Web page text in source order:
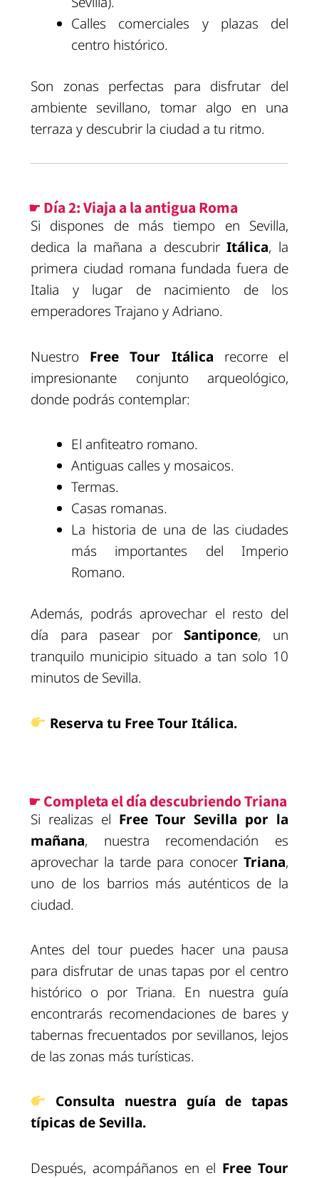
Calles comerciales y plazas del
centro histórico.
Son zonas perfectas para disfrutar del
ambiente sevillano, tomar algo en una
terraza y descubrir la ciudad a tu ritmo.
☛ Día 2: Viaja a la antigua Roma
Si dispones de más tiempo en Sevilla,
dedica la mañana a descubrirItálica, la
primera ciudad romana fundada fuera de
Italia y lugar de nacimiento de los
emperadores Trajano y Adriano.
Nuestro Free Tour Itálica recorre el
impresionante conjunto arqueológico,
donde podrás contemplar:
El anfiteatro romano.
Antiguas calles y mosaicos.
Termas.
Casas romanas.
La historia de una de las ciudades
más importantes del Imperio
Romano.
Además, podrás aprovechar el resto del
día para pasear porSantiponce, un
tranquilo municipio situado a tan solo 10
minutos de Sevilla.
Reserva tu Free Tour Itálica.
☛ Completa el día descubriendo Triana
Si realizas el Free Tour Sevilla por la
mañana, nuestra recomendación es
aprovechar la tarde para conocer Triana,
uno de los barrios más auténticos de la
ciudad.
Antes del tour puedes hacer una pausa
para disfrutar de unas tapas por el centro
histórico o por Triana. En nuestra guía
encontrarás recomendaciones de bares y
tabernas frecuentados por sevillanos, lejos
de las zonas más turísticas.
Consulta nuestra guía de tapas
típicas de Sevilla.
Después, acompáñanos en el Free Tour